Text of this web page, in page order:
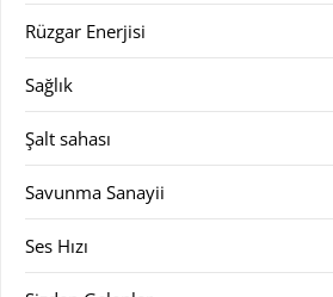
Rüzgar Enerjisi
Sağlık
Şalt sahası
Savunma Sanayii
Ses Hızı